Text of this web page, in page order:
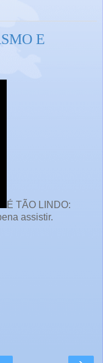
E
É TÃO LINDO:
assistir.